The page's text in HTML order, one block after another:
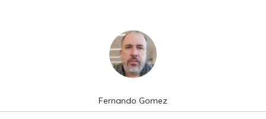
Fernando Gomez